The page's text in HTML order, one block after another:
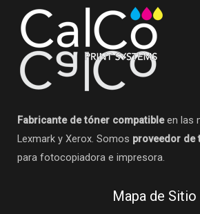
Fabricante de tóner compatibleen las
Lexmark y Xerox. Somos proveedor de
para fotocopiadora e impresora.
Mapa de Sitio